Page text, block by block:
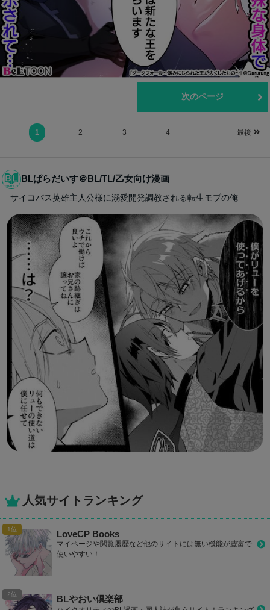
次のページ
1 2 3 4 最後
BLぱらだいす＠BL/TL/乙女向け漫画
サイコパス英雄主人公様に溺愛開発調教される転生モブの俺
人気サイトランキング
LoveCP Books
マイページや閲覧履歴など他のサイトには無い機能が豊富で
使いやすい！
BLやおい倶楽部